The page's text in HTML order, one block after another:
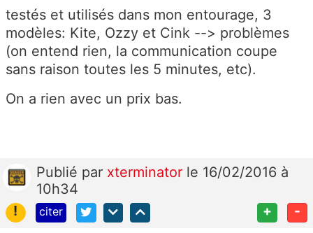
testés et utilisés dans mon entourage, 3
modèles: Kite, Ozzy et Cink --> problèmes
(on entend rien, la communication coupe
sans raison toutes les 5 minutes, etc).
On a rien avec un prix bas.
Publié par xterminator le 16/02/2016 à
10h34
!
citer + -